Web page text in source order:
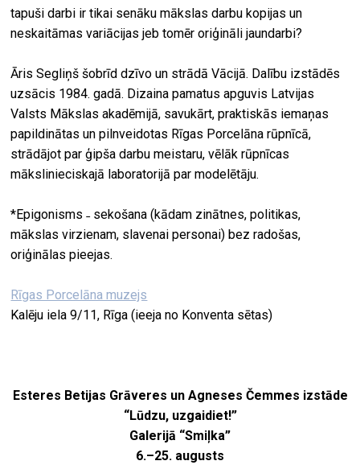
tapuši darbi ir tikai senāku mākslas darbu kopijas un
neskaitāmas variācijas jeb tomēr oriģināli jaundarbi?
Āris Segliņš šobrīd dzīvo un strādā Vācijā. Dalību izstādēs
uzsācis 1984. gadā. Dizaina pamatus apguvis Latvijas
Valsts Mākslas akadēmijā, savukārt, praktiskās iemaņas
papildinātas un pilnveidotas Rīgas Porcelāna rūpnīcā,
strādājot par ģipša darbu meistaru, vēlāk rūpnīcas
mākslinieciskajā laboratorijā par modelētāju.
*Epigonisms ˗ sekošana (kādam zinātnes, politikas,
mākslas virzienam, slavenai personai) bez radošas,
oriģinālas pieejas.
Rīgas Porcelāna muzejs
Kalēju iela 9/11, Rīga (ieeja no Konventa sētas)
Esteres Betijas Grāveres un Agneses Čemmes izstāde
“Lūdzu, uzgaidiet!”
Galerijā “Smiļka”
6.–25. augusts